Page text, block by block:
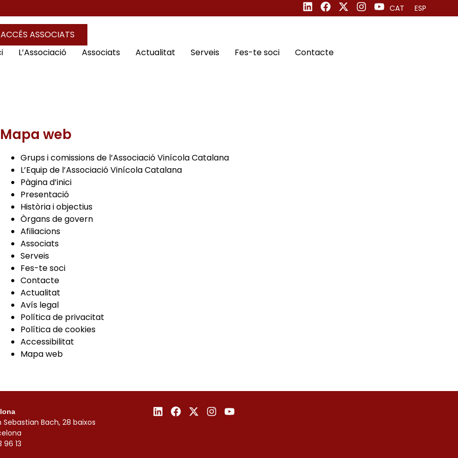
CAT ESP
ACCÉS ASSOCIATS
L’Associació Associats Actualitat Serveis Fes-te soci Contacte
Mapa web
Grups i comissions de l’Associació Vinícola Catalana
L’Equip de l’Associació Vinícola Catalana
Pàgina d’inici
Presentació
Història i objectius
Òrgans de govern
Afiliacions
Associats
Serveis
Fes-te soci
Contacte
Actualitat
Avís legal
Política de privacitat
Política de cookies
Accessibilitat
Mapa web
Bach, 28 baixos
96 13